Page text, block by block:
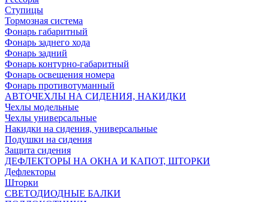
Ступицы
Тормозная система
Фонарь габаритный
Фонарь заднего хода
Фонарь задний
Фонарь контурно-габаритный
Фонарь освещения номера
Фонарь противотуманный
АВТОЧЕХЛЫ НА СИДЕНИЯ, НАКИДКИ
Чехлы модельные
Чехлы универсальные
Накидки на сидения, универсальные
Подушки на сидения
Защита сидения
ДЕФЛЕКТОРЫ НА ОКНА И КАПОТ, ШТОРКИ
Дефлекторы
Шторки
СВЕТОДИОДНЫЕ БАЛКИ